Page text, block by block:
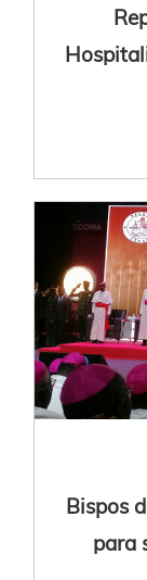
Bispos
para